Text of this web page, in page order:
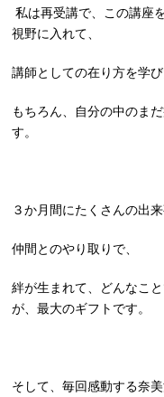
私は再受講で、この講座
視野に入れて、
講師としての在り方を学
もちろん、自分の中のま
す。
３か月間にたくさんの出
仲間とのやり取りで、
絆が生まれて、どんなこ
が、最大のギフトです。
そして、毎回感動する奈